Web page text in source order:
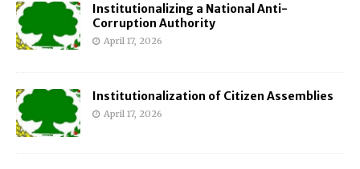
Institutionalizing a National Anti-
Corruption Authority
April 17, 2026
Institutionalization of Citizen Assemblies
April 17, 2026